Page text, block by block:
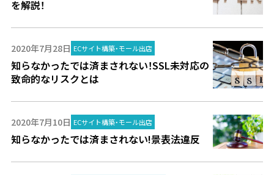
を解説！
2020年7月28日 ECサイト構築・モール出店
知らなかったでは済まされない！SSL未対応の
致命的なリスクとは
2020年7月10日 ECサイト構築・モール出店
知らなかったでは済まされない!景表法違反